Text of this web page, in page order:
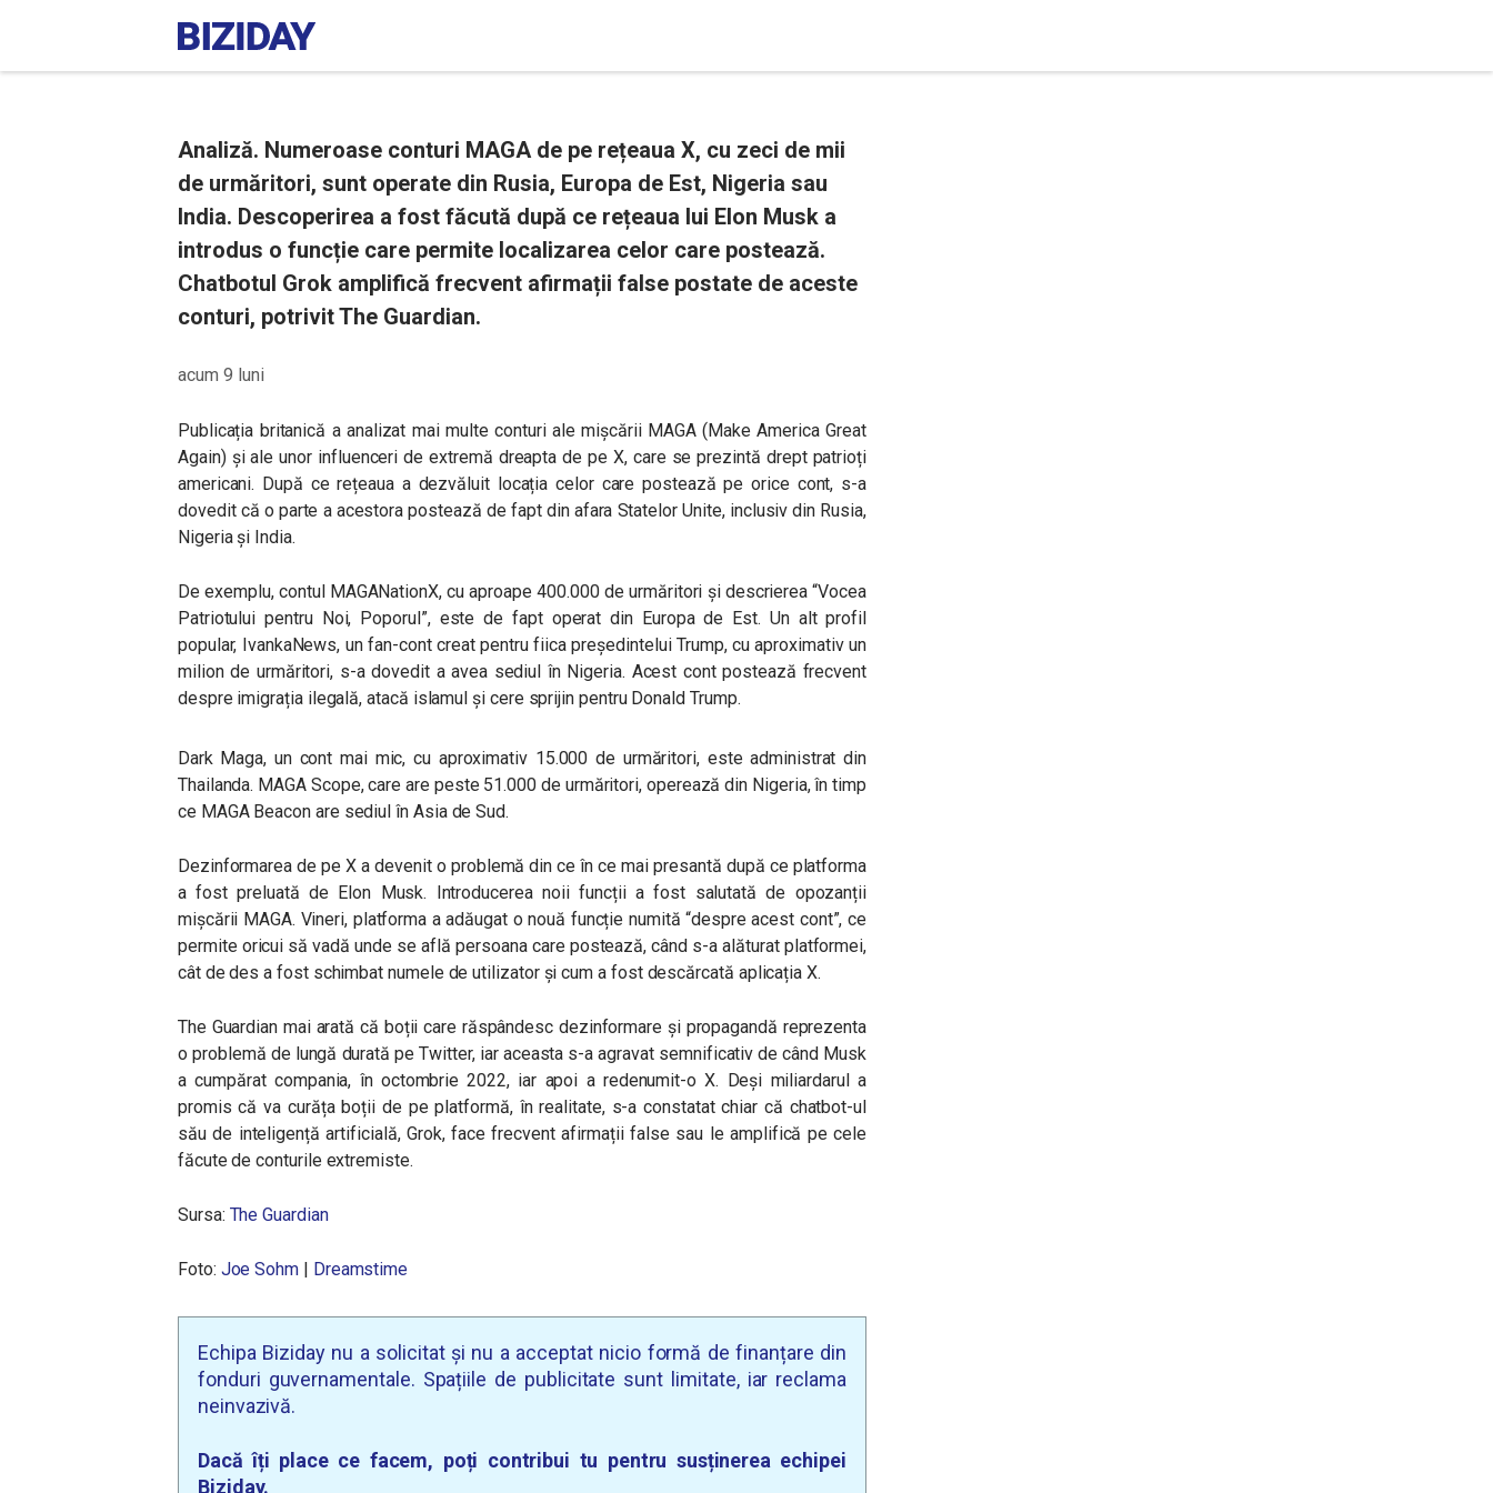
Analiză. Numeroase conturi MAGA de pe rețeaua X, cu zeci de mii
de urmăritori, sunt operate din Rusia, Europa de Est, Nigeria sau
India. Descoperirea a fost făcută după ce rețeaua lui Elon Musk a
introdus o funcție care permite localizarea celor care postează.
Chatbotul Grok amplifică frecvent afirmații false postate de aceste
conturi, potrivit The Guardian.
acum 9 luni
Publicația britanică a analizat mai multe conturi ale mișcării MAGA (Make America Great
Again) și ale unor influenceri de extremă dreapta de pe X, care se prezintă drept patrioți
americani. După ce rețeaua a dezvăluit locația celor care postează pe orice cont, s-a
dovedit că o parte a acestora postează de fapt din afara Statelor Unite, inclusiv din Rusia,
Nigeria și India.
De exemplu, contul MAGANationX, cu aproape 400.000 de urmăritori și descrierea “Vocea
Patriotului pentru Noi, Poporul”, este de fapt operat din Europa de Est. Un alt profil
popular, IvankaNews, un fan-cont creat pentru fiica președintelui Trump, cu aproximativ un
milion de urmăritori, s-a dovedit a avea sediul în Nigeria. Acest cont postează frecvent
despre imigrația ilegală, atacă islamul și cere sprijin pentru Donald Trump.
Dark Maga, un cont mai mic, cu aproximativ 15.000 de urmăritori, este administrat din
Thailanda. MAGA Scope, care are peste 51.000 de urmăritori, operează din Nigeria, în timp
ce MAGA Beacon are sediul în Asia de Sud.
Dezinformarea de pe X a devenit o problemă din ce în ce mai presantă după ce platforma
a fost preluată de Elon Musk. Introducerea noii funcții a fost salutată de opozanții
mișcării MAGA. Vineri, platforma a adăugat o nouă funcție numită “despre acest cont”, ce
permite oricui să vadă unde se află persoana care postează, când s-a alăturat platformei,
cât de des a fost schimbat numele de utilizator și cum a fost descărcată aplicația X.
The Guardian mai arată că boții care răspândesc dezinformare și propagandă reprezenta
o problemă de lungă durată pe Twitter, iar aceasta s-a agravat semnificativ de când Musk
a cumpărat compania, în octombrie 2022, iar apoi a redenumit-o X. Deși miliardarul a
promis că va curăța boții de pe platformă, în realitate, s-a constatat chiar că chatbot-ul
său de inteligență artificială, Grok, face frecvent afirmații false sau le amplifică pe cele
făcute de conturile extremiste.
Sursa: The Guardian
Foto: Joe Sohm | Dreamstime
Echipa Biziday nu a solicitat și nu a acceptat nicio formă de finanțare din
fonduri guvernamentale. Spațiile de publicitate sunt limitate, iar reclama
neinvazivă.
Dacă îți place ce facem, poți contribui tu pentru susținerea echipei
Biziday.